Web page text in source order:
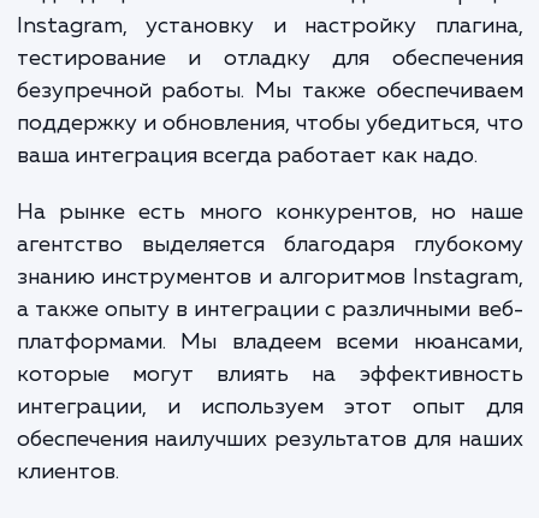
как они смогут взаимодействовать с
социальными медиа прямо на вашем сайте.
также увеличивает видимость вашего
социальных сетях и может привести к
вашего сайта.
Наш процесс работы включает анализ
потребностей и целей, выбор и
подходящего плагина или API для
Instagram, установку и настройку
тестирование и отладку для